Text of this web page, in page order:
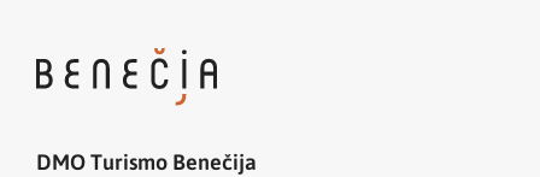
DMO Turismo Benečija